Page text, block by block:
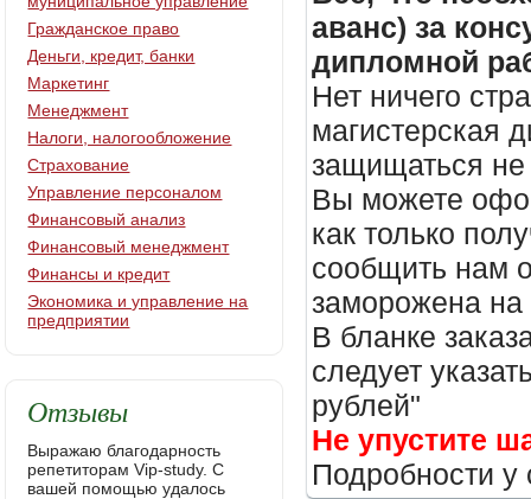
аванс) за
дипломной
Нет ничего
магистерская
защищаться не
Вы можете
как только
сообщить нам
заморожена
В бланке
следует
рублей"
Не упустите
Подробности
Гражданское право
Деньги, кредит, банки
Маркетинг
Менеджмент
Налоги, налогообложение
Страхование
Управление персоналом
Финансовый анализ
Финансовый менеджмент
Финансы и кредит
Экономика и управление на
предприятии
Отзывы
Выражаю благодарность
репетиторам Vip-study. С
вашей помощью удалось